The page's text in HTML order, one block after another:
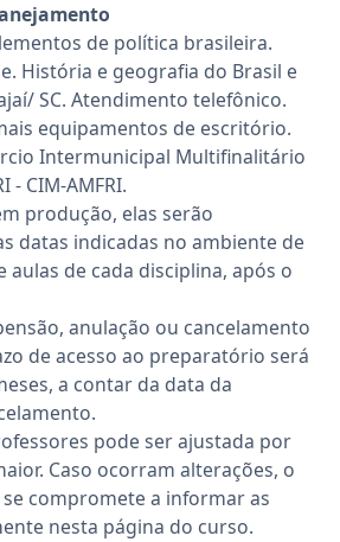
de política brasileira.
História e geografia do Brasil e
SC. Atendimento telefônico.
equipamentos de escritório.
Intermunicipal Multifinalitário
- CIM-AMFRI.
produção, elas serão
datas indicadas no ambiente de
aulas de cada disciplina, após o
anulação ou cancelamento
de acesso ao preparatório será
a contar da data da
pode ser ajustada por
Caso ocorram alterações, o
compromete a informar as
nesta página do curso.